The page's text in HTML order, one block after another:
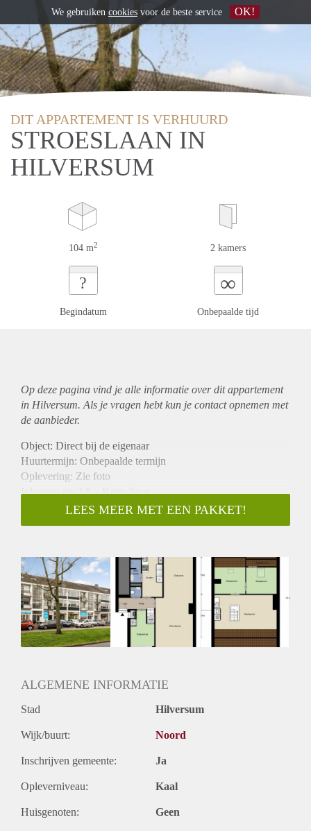
DIT APPARTEMENT IS VERHUURD
STROESLAAN IN
HILVERSUM
104 m2 2 kamers
?
Begindatum
∞
Onbepaalde tijd
Op deze pagina vind je alle informatie over ditappartement
in Hilversum. Als je vragen hebt kun je contact opnemen met
de aanbieder.
Object: Direct bij de eigenaar
Huurtermijn: Onbepaalde termijn
Oplevering: Zie foto
Inkomen eis:2,8 x Bruto huur
Garantiestelling mogelijk: Ja
Borg: 1 Maand
Huisdieren toegestaan: Afhankelijk van de Eigenaar
Huurtoeslag grens: Nee
Geschikt voor studenten: Afhankelijk van de Eigenaar
LEES MEER MET EEN PAKKET!
ALGEMENE INFORMATIE
Stad Hilversum
Wijk/buurt: Noord
Inschrijven gemeente: Ja
Opleverniveau: Kaal
Huisgenoten: Geen
We gebruiken cookies voor de beste service OK!